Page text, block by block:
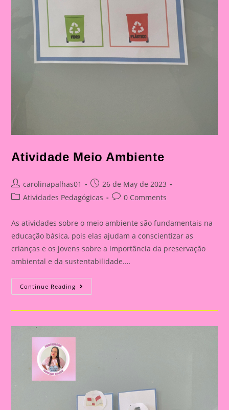
Atividade Meio Ambiente
Post
author:
carolinapalhas01
Post
published:
26 de May de 2023
PostAtividades Pedagógicas
Post0 Comments
As atividades sobre o meio ambiente são fundamentais na
educação básica, pois elas ajudam a conscientizar as
crianças e os jovens sobre a importância da preservação
ambiental e da sustentabilidade.…
Continue Reading Atividade
Meio